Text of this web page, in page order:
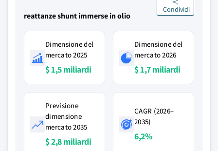
reattanze shunt immerse in olio
Condividi
Dimensione del
mercato 2025
$ 1,5 miliardi
Dimensione del
mercato 2026
$ 1,7 miliardi
Previsione
dimensione
mercato 2035
$ 2,8 miliardi
CAGR (2026–
2035)
6,2%